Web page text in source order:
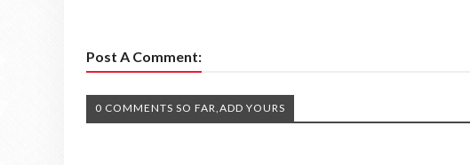
Post A Comment:
0 COMMENTS SO FAR,ADD YOURS